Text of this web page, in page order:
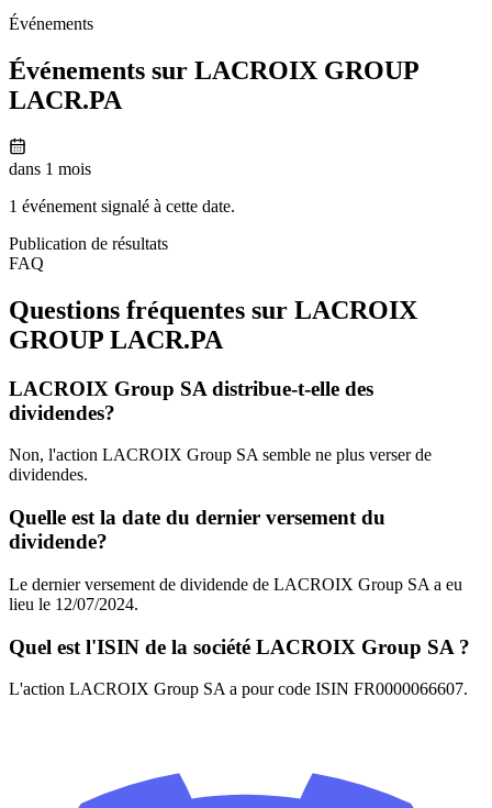
Événements
Événements sur LACROIX GROUP
LACR.PA
dans 1 mois
1 événement signalé à cette date.
Publication de résultats
FAQ
Questions fréquentes sur LACROIX
GROUP LACR.PA
LACROIX Group SA distribue-t-elle des
dividendes?
Non, l'action LACROIX Group SA semble ne plus verser de
dividendes.
Quelle est la date du dernier versement du
dividende?
Le dernier versement de dividende de LACROIX Group SA a eu
lieu le 12/07/2024.
Quel est l'ISIN de la société LACROIX Group SA ?
L'action LACROIX Group SA a pour code ISIN FR0000066607.